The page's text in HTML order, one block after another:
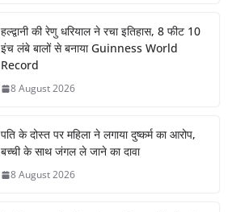
हल्द्वानी की रेणु धरियाल ने रचा इतिहास, 8 फीट 10
इंच लंबे बालों से बनाया Guinness World
Record
8 August 2026
पति के दोस्त पर महिला ने लगाया दुष्कर्म का आरोप,
बच्ची के साथ जंगल ले जाने का दावा
8 August 2026